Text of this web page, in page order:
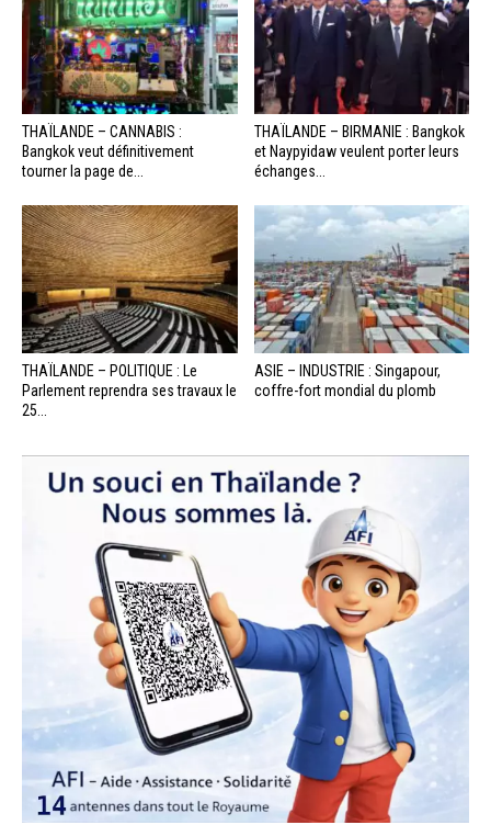
THAÏLANDE – CANNABIS :
Bangkok veut définitivement
tourner la page de...
THAÏLANDE – BIRMANIE : Bangkok
et Naypyidaw veulent porter leurs
échanges...
THAÏLANDE – POLITIQUE : Le
Parlement reprendra ses travaux le
25...
ASIE – INDUSTRIE : Singapour,
coffre-fort mondial du plomb